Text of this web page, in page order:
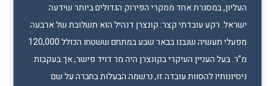
העליון, במסגרת אחד ממקרי הפירוק הגדולים ביותר שידעה
ישראל. רקע עובדתי קצר: קונצרן דנהיל הוא תשלובת של ארבעה
מפעלי תעשיה שנבנו בבאר שבע במתחם ששטחו הכולל 120,000
מ”ר. בעל העניין העיקרי בקונצרן היה מר דויד פישר, אך בעקבות
ניסיונותיו להסוות עובדה זו, נרשמה הבעלות בחברה על שם